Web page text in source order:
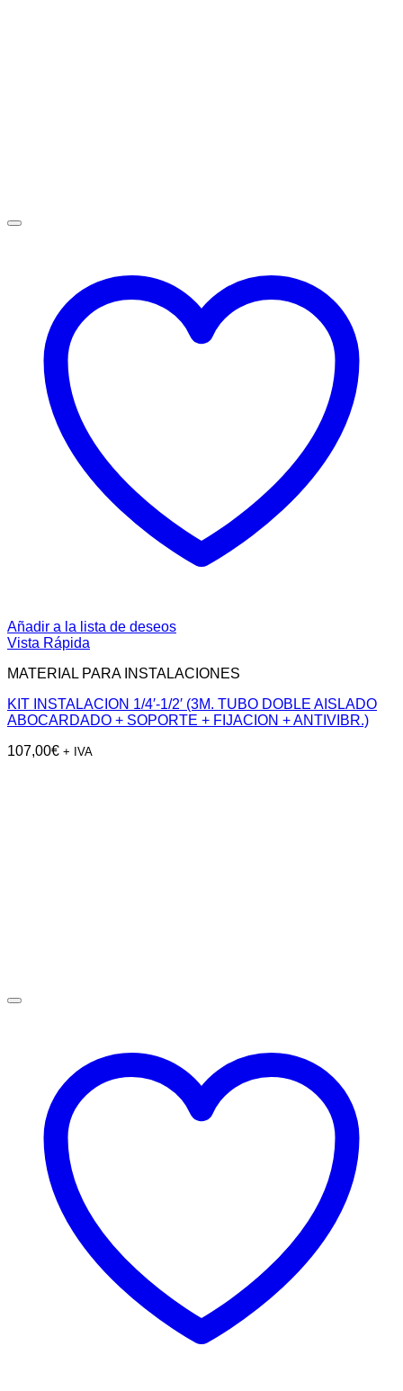
Añadir a la lista de deseos
Vista Rápida
MATERIAL PARA INSTALACIONES
KIT INSTALACION 1/4′-1/2′ (3M. TUBO DOBLE AISLADO
ABOCARDADO + SOPORTE + FIJACION + ANTIVIBR.)
107,00€ + IVA